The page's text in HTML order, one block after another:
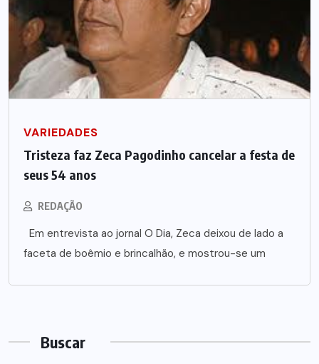
VARIEDADES
Tristeza faz Zeca Pagodinho cancelar a festa de
seus 54 anos
REDAÇÃO
Em entrevista ao jornal O Dia, Zeca deixou de lado a
faceta de boêmio e brincalhão, e mostrou-se um
Buscar